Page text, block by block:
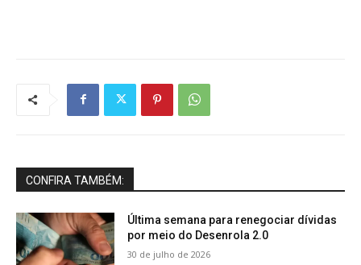
CONFIRA TAMBÉM:
Última semana para renegociar dívidas
por meio do Desenrola 2.0
30 de julho de 2026